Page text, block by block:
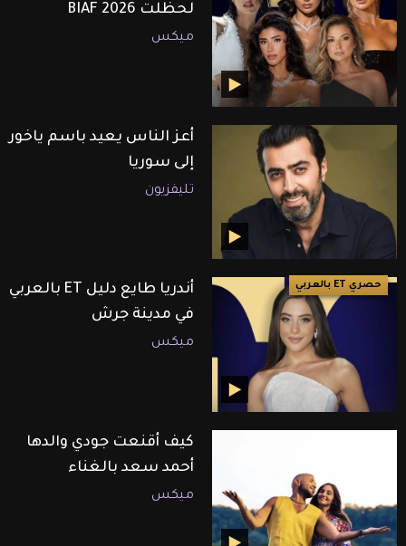
لحظلت BIAF 2026
ميكس
أعز الناس يعيد باسم ياخور
إلى سوريا
تليفزيون
حصري ET بالعربي
أندريا طايع دليل ET بالعربي
في مدينة جرش
ميكس
كيف أقنعت جودي والدها
أحمد سعد بالغناء
ميكس